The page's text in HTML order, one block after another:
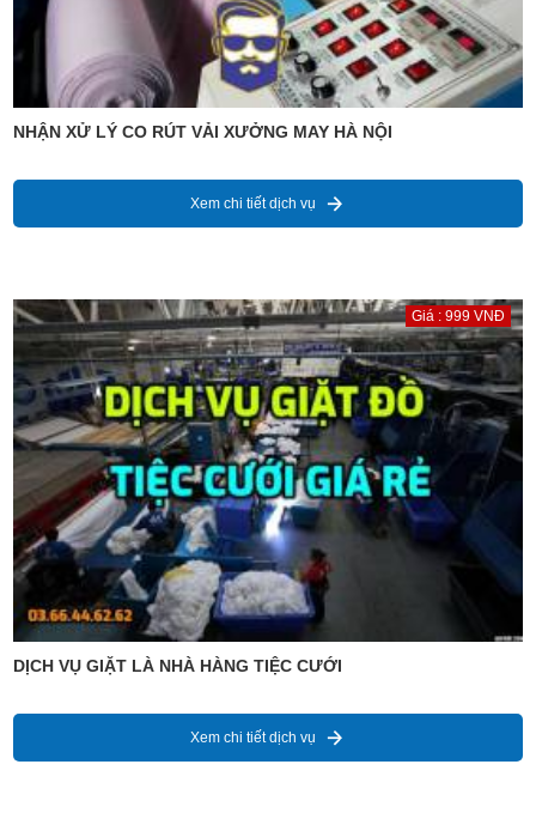
NHẬN XỬ LÝ CO RÚT VẢI XƯỞNG MAY HÀ NỘI
Xem chi tiết dịch vụ
Giá : 999 VNĐ
DỊCH VỤ GIẶT LÀ NHÀ HÀNG TIỆC CƯỚI
Xem chi tiết dịch vụ